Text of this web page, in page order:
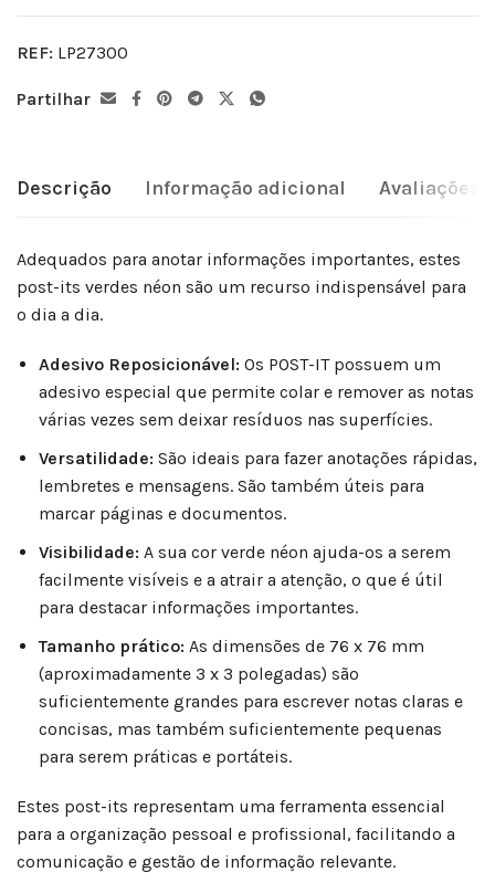
REF: LP27300
Partilhar
Descrição Informação adicional Avaliações
Adequados para anotar informações importantes, estes
post-its verdes néon são um recurso indispensável para
o dia a dia.
Adesivo Reposicionável: Os POST-IT possuem um
adesivo especial que permite colar e remover as notas
várias vezes sem deixar resíduos nas superfícies.
Versatilidade: São ideais para fazer anotações rápidas,
lembretes e mensagens. São também úteis para
marcar páginas e documentos.
Visibilidade: A sua cor verde néon ajuda-os a serem
facilmente visíveis e a atrair a atenção, o que é útil
para destacar informações importantes.
Tamanho prático: As dimensões de 76 x 76 mm
(aproximadamente 3 x 3 polegadas) são
suficientemente grandes para escrever notas claras e
concisas, mas também suficientemente pequenas
para serem práticas e portáteis.
Estes post-its representam uma ferramenta essencial
para a organização pessoal e profissional, facilitando a
comunicação e gestão de informação relevante.